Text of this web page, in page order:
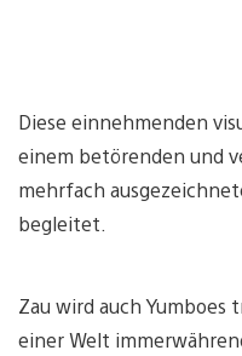
Diese einnehmenden
einem betörenden und
mehrfach
begleitet.
Zau wird auch Yumboes
einer Welt